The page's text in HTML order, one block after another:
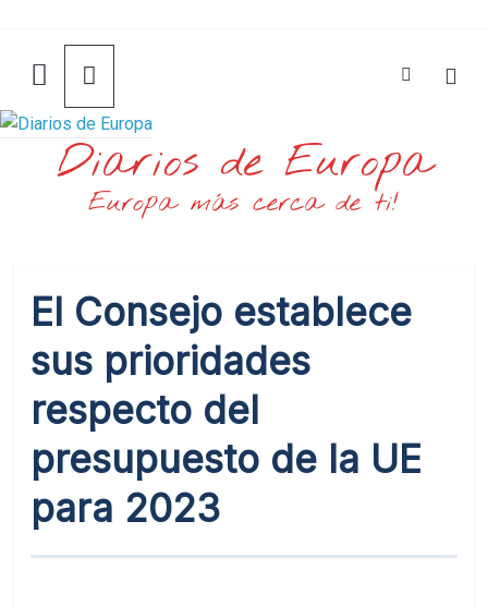
contenido
Diarios de Europa
Europa más cerca de ti!
El Consejo establece
sus prioridades
respecto del
presupuesto de la UE
para 2023